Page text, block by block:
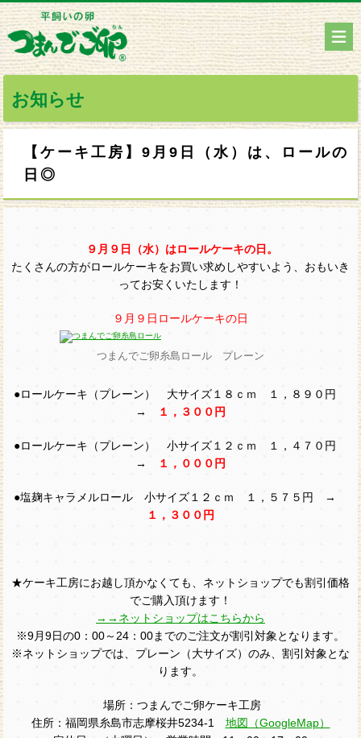
お知らせ
【ケーキ工房】9月9日（水）は、ロールの
日◎
９月９日（水）はロールケーキの日。
たくさんの方がロールケーキをお買い求めしやすいよう、おもいき
ってお安くいたします！
９月９日ロールケーキの日
つまんでご卵糸島ロール プレーン
●ロールケーキ（プレーン） 大サイズ１８ｃｍ １，８９０円
→
１，３００円
●ロールケーキ（プレーン） 小サイズ１２ｃｍ １，４７０円
→
１，０００円
●塩麹キャラメルロール 小サイズ１２ｃｍ １，５７５円 →
１，３００円
★ケーキ工房にお越し頂かなくても、ネットショップでも割引価格
でご購入頂けます！
→→ネットショップはこちらから
※9月9日の0：00～24：00までのご注文が割引対象となります。
※ネットショップでは、プレーン（大サイズ）のみ、割引対象とな
ります。
場所：つまんでご卵ケーキ工房
住所：福岡県糸島市志摩桜井5234-1 地図（GoogleMap）